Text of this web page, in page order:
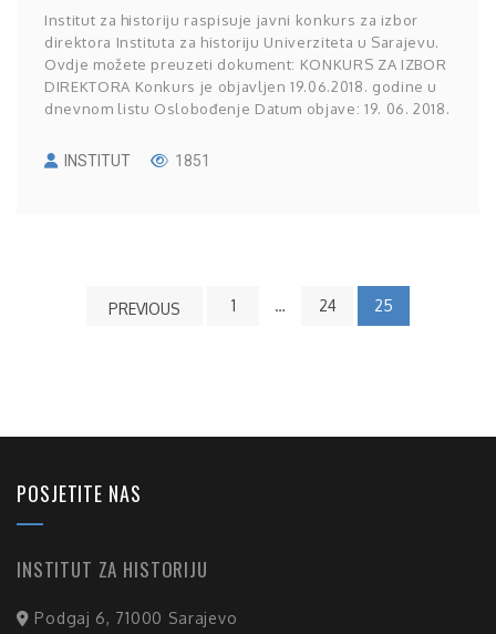
Institut za historiju raspisuje javni konkurs za izbor
direktora Instituta za historiju Univerziteta u Sarajevu.
Ovdje možete preuzeti dokument: KONKURS ZA IZBOR
DIREKTORA Konkurs je objavljen 19.06.2018. godine u
dnevnom listu Oslobođenje Datum objave: 19. 06. 2018.
INSTITUT 1851
PREVIOUS 1 … 24 25
POSJETITE NAS
INSTITUT ZA HISTORIJU
Podgaj 6, 71000 Sarajevo